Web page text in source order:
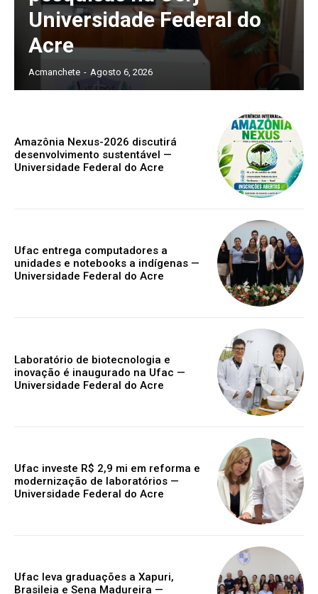
Universidade Federal do
Acre
Acmanchete - Agosto 6, 2026
Amazônia Nexus-2026 discutirá
desenvolvimento sustentável —
Universidade Federal do Acre
Ufac entrega computadores a
unidades e notebooks a indígenas —
Universidade Federal do Acre
Laboratório de biotecnologia e
inovação é inaugurado na Ufac —
Universidade Federal do Acre
Ufac investe R$ 2,9 mi em reforma e
modernização de laboratórios —
Universidade Federal do Acre
Ufac leva graduações a Xapuri,
Brasileia e Sena Madureira —